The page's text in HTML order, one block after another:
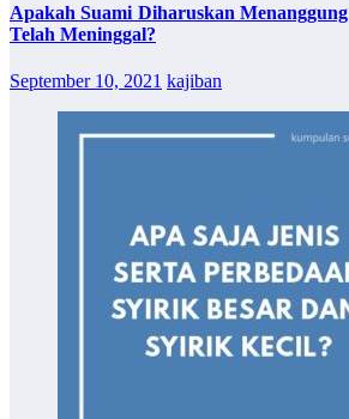
Apakah Suami Diharuskan
Telah Meninggal?
September 10, 2021 kajiban